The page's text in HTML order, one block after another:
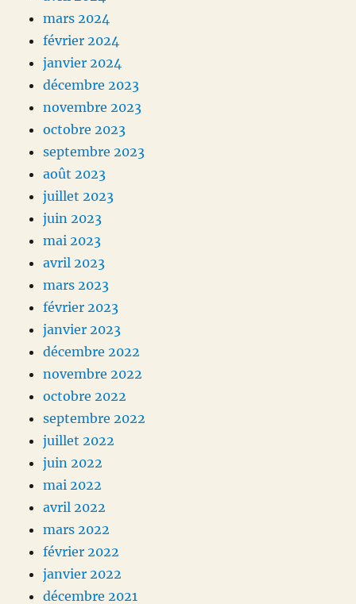
mars 2024
février 2024
janvier 2024
décembre 2023
novembre 2023
octobre 2023
septembre 2023
août 2023
juillet 2023
juin 2023
mai 2023
avril 2023
mars 2023
février 2023
janvier 2023
décembre 2022
novembre 2022
octobre 2022
septembre 2022
juillet 2022
juin 2022
mai 2022
avril 2022
mars 2022
février 2022
janvier 2022
décembre 2021